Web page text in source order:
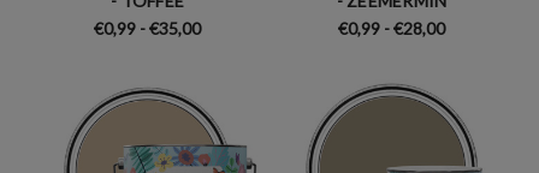
€0,99 - €35,00
€0,99 - €28,00